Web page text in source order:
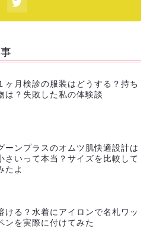
ヶ月検診の服装はどうする？持ち
は？失敗した私の体験談
ーンプラスのオムツ肌快適設計は
さいって本当？サイズを比較して
たよ
ける？水着にアイロンで名札ワッ
ンを実際に付けてみた